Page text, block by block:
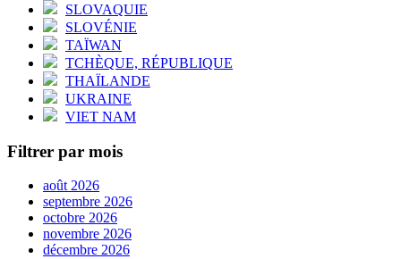
SLOVAQUIE
SLOVÉNIE
TAÏWAN
TCHÈQUE, RÉPUBLIQUE
THAÏLANDE
UKRAINE
VIET NAM
Filtrer par mois
août 2026
septembre 2026
octobre 2026
novembre 2026
décembre 2026